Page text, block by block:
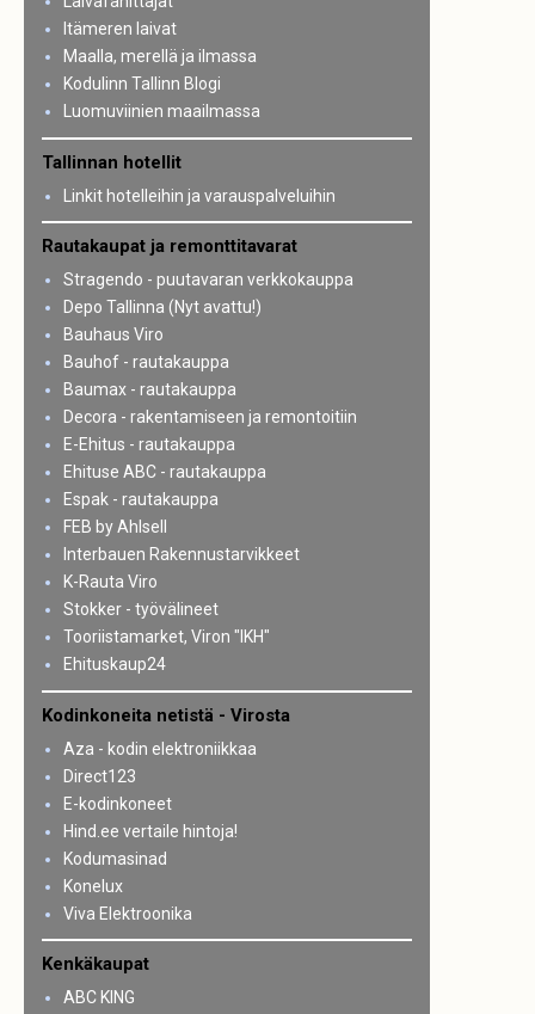
Itämeren laivat
Maalla, merellä ja ilmassa
Kodulinn Tallinn Blogi
Luomuviinien maailmassa
Tallinnan hotellit
Linkit hotelleihin ja varauspalveluihin
Rautakaupat ja remonttitavarat
Stragendo - puutavaran verkkokauppa
Depo Tallinna (Nyt avattu!)
Bauhaus Viro
Bauhof - rautakauppa
Baumax - rautakauppa
Decora - rakentamiseen ja remontoitiin
E-Ehitus - rautakauppa
Ehituse ABC - rautakauppa
Espak - rautakauppa
FEB by Ahlsell
Interbauen Rakennustarvikkeet
K-Rauta Viro
Stokker - työvälineet
Tooriistamarket, Viron "IKH"
Ehituskaup24
Kodinkoneita netistä - Virosta
Aza - kodin elektroniikkaa
Direct123
E-kodinkoneet
Hind.ee vertaile hintoja!
Kodumasinad
Konelux
Viva Elektroonika
Kenkäkaupat
ABC KING